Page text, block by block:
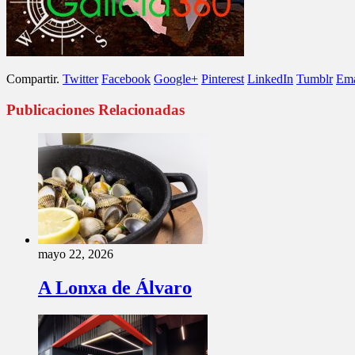
Compartir. Twitter Facebook Google+ Pinterest LinkedIn Tumblr
Publicaciones Relacionadas
mayo 22, 2026
A Lonxa de Álvaro